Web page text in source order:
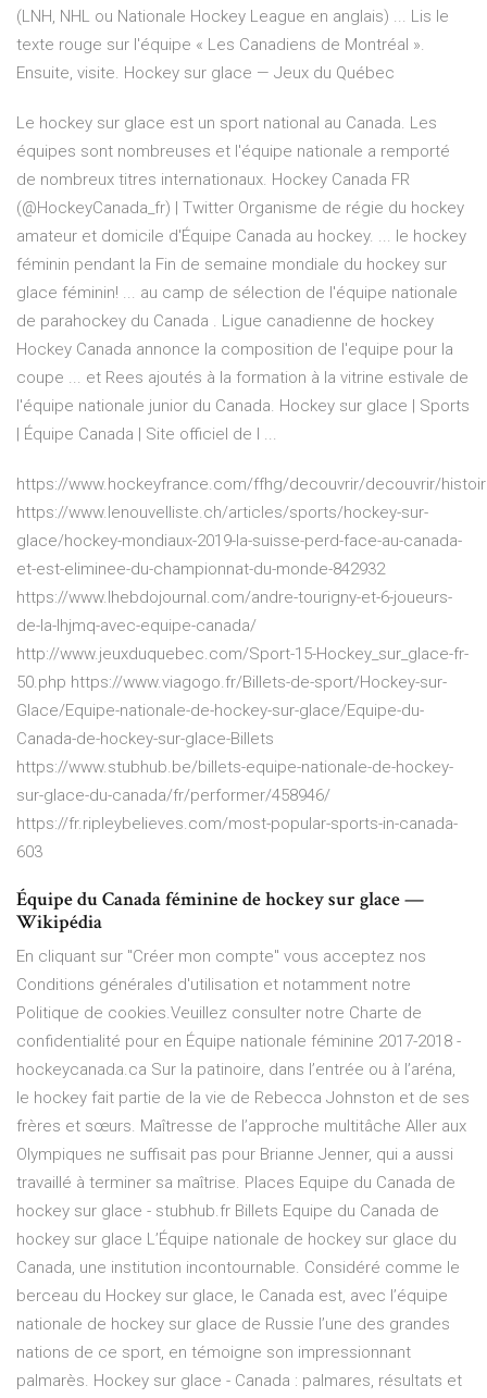
(LNH, NHL ou Nationale Hockey League en anglais) ... Lis le
texte rouge sur l'équipe « Les Canadiens de Montréal ».
Ensuite, visite. Hockey sur glace — Jeux du Québec
Le hockey sur glace est un sport national au Canada. Les
équipes sont nombreuses et l'équipe nationale a remporté
de nombreux titres internationaux. Hockey Canada FR
(@HockeyCanada_fr) | Twitter Organisme de régie du hockey
amateur et domicile d'Équipe Canada au hockey. ... le hockey
féminin pendant la Fin de semaine mondiale du hockey sur
glace féminin! ... au camp de sélection de l'équipe nationale
de parahockey du Canada . Ligue canadienne de hockey
Hockey Canada annonce la composition de l'equipe pour la
coupe ... et Rees ajoutés à la formation à la vitrine estivale de
l'équipe nationale junior du Canada. Hockey sur glace | Sports
| Équipe Canada | Site officiel de l ...
https://www.hockeyfrance.com/ffhg/decouvrir/decouvrir/
https://www.lenouvelliste.ch/articles/sports/hockey-sur-
glace/hockey-mondiaux-2019-la-suisse-perd-face-au-canada-
et-est-eliminee-du-championnat-du-monde-842932
https://www.lhebdojournal.com/andre-tourigny-et-6-joueurs-
de-la-lhjmq-avec-equipe-canada/
http://www.jeuxduquebec.com/Sport-15-Hockey_sur_glace-fr-
50.php https://www.viagogo.fr/Billets-de-sport/Hockey-sur-
Glace/Equipe-nationale-de-hockey-sur-glace/Equipe-du-
Canada-de-hockey-sur-glace-Billets
https://www.stubhub.be/billets-equipe-nationale-de-hockey-
sur-glace-du-canada/fr/performer/458946/
https://fr.ripleybelieves.com/most-popular-sports-in-canada-
603
Équipe du Canada féminine de hockey sur glace —
Wikipédia
En cliquant sur "Créer mon compte" vous acceptez nos
Conditions générales d'utilisation et notamment notre
Politique de cookies.Veuillez consulter notre Charte de
confidentialité pour en Équipe nationale féminine 2017-2018 -
hockeycanada.ca Sur la patinoire, dans l’entrée ou à l’aréna,
le hockey fait partie de la vie de Rebecca Johnston et de ses
frères et sœurs. Maîtresse de l’approche multitâche Aller aux
Olympiques ne suffisait pas pour Brianne Jenner, qui a aussi
travaillé à terminer sa maîtrise. Places Equipe du Canada de
hockey sur glace - stubhub.fr Billets Equipe du Canada de
hockey sur glace L’Équipe nationale de hockey sur glace du
Canada, une institution incontournable. Considéré comme le
berceau du Hockey sur glace, le Canada est, avec l’équipe
nationale de hockey sur glace de Russie l’une des grandes
nations de ce sport, en témoigne son impressionnant
palmarès. Hockey sur glace - Canada : palmares, résultats et